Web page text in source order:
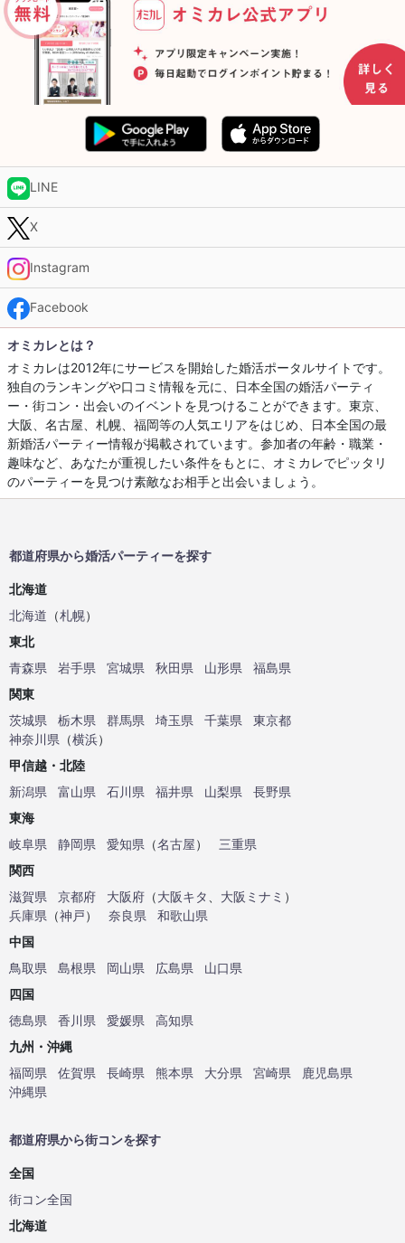
LINE
X
Instagram
Facebook
オミカレとは？
オミカレは2012年にサービスを開始した婚活ポータルサイトです。
独自のランキングや口コミ情報を元に、日本全国の婚活パーティ
ー・街コン・出会いのイベントを見つけることができます。東京、
大阪、名古屋、札幌、福岡等の人気エリアをはじめ、日本全国の最
新婚活パーティー情報が掲載されています。参加者の年齢・職業・
趣味など、あなたが重視したい条件をもとに、オミカレでピッタリ
のパーティーを見つけ素敵なお相手と出会いましょう。
都道府県から婚活パーティーを探す
北海道
北海道 （札幌）
東北
青森県
岩手県 宮城県 秋田県 山形県
福島県
関東
茨城県
栃木県 群馬県 埼玉県 千葉県
東京都
神奈川県 （横浜）
甲信越・北陸
新潟県
富山県 石川県 福井県 山梨県
長野県
東海
岐阜県
静岡県 愛知県 （名古屋）
三重県
関西
滋賀県
京都府 大阪府 （大阪キタ 大阪ミナミ ）
兵庫県 （神戸） 奈良県
和歌山県
中国
鳥取県
島根県 岡山県 広島県
山口県
四国
徳島県
香川県 愛媛県
高知県
九州・沖縄
福岡県
佐賀県 長崎県 熊本県 大分県 宮崎県
鹿児島県
沖縄県
都道府県から街コンを探す
全国
街コン全国
北海道